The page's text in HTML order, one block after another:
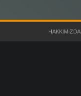
HAKKIMIZDA